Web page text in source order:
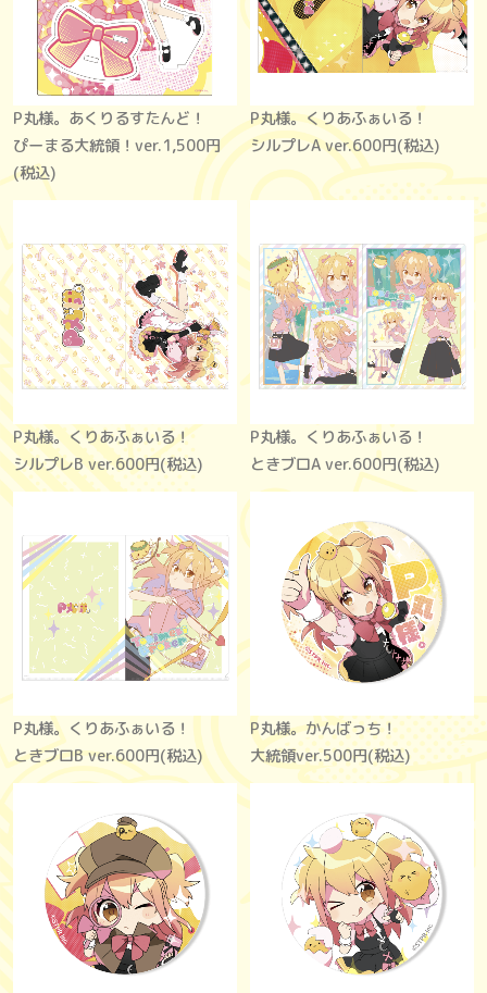
P丸様。あくりるすたんど！
ぴーまる大統領！ver.1,500円
(税込)
P丸様。くりあふぁいる！
シルプレA ver.600円(税込)
P丸様。くりあふぁいる！
シルプレB ver.600円(税込)
P丸様。くりあふぁいる！
ときブロA ver.600円(税込)
P丸様。くりあふぁいる！
ときブロB ver.600円(税込)
P丸様。かんばっち！
大統領ver.500円(税込)